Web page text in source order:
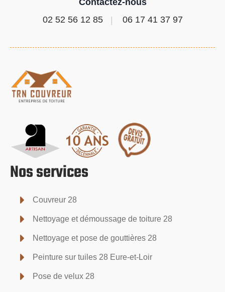
02 52 56 12 85
06 17 41 37 97
Nos services
Couvreur 28
Nettoyage et démoussage de toiture 28
Nettoyage et pose de gouttières 28
Peinture sur tuiles 28 Eure-et-Loir
Pose de velux 28